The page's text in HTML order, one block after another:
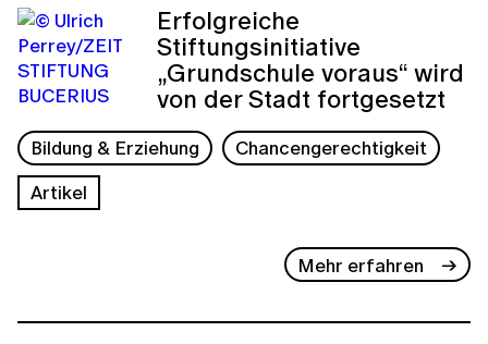
Erfolgreiche
Stiftungsinitiative
„Grundschule voraus“ wird
von der Stadt fortgesetzt
Bildung & Erziehung
Chancengerechtigkeit
Artikel
Mehr erfahren